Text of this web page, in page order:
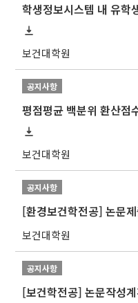
보건대학원
공지사항
평점평균 백분위 환산점
보건대학원
공지사항
[환경보건학전공] 논문
보건대학원
공지사항
[보건학전공] 논문작성